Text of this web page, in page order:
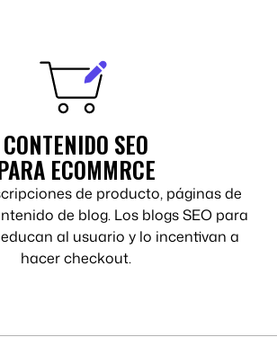
CONTENIDO SEO
ECOMMRCE
de producto, páginas de
de blog. Los blogs SEO para
al usuario y lo incentivan a
hacer checkout.